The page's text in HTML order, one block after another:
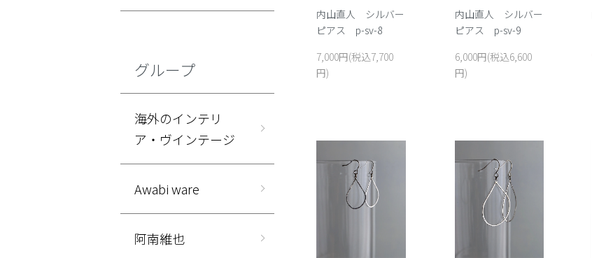
内山直人 シルバー
ピアス p-sv-8
7,000円(税込7,700
円)
内山直人 シルバー
ピアス p-sv-9
6,000円(税込6,600
円)
グループ
海外のインテリ
ア・ヴインテージ
Awabi ware
阿南維也